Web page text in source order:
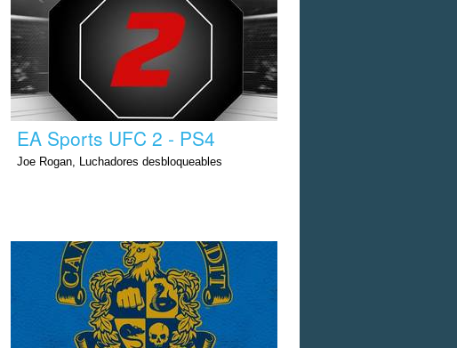
EA Sports UFC 2 - PS4
Joe Rogan, Luchadores desbloqueables